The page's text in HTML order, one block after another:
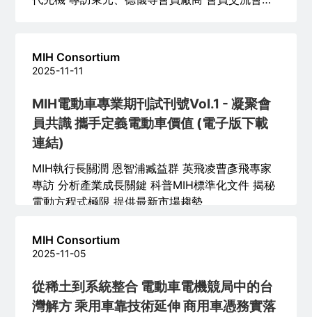
MIH Consortium
2025-11-11
MIH電動車專業期刊試刊號Vol.1 - 凝聚會
員共識 攜手定義電動車價值 (電子版下載
連結)
MIH執行長關潤 恩智浦臧益群 英飛凌曹彥飛專家
專訪 分析產業成長關鍵 科普MIH標準化文件 揭秘
電動方程式極限 提供最新市場趨勢
MIH Consortium
2025-11-05
從稀土到系統整合 電動車電機競局中的台
灣解方 乘用車靠技術延伸 商用車憑務實落